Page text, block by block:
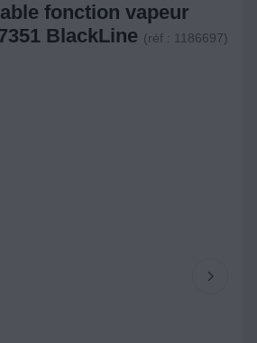
fonction vapeur
BlackLine (réf : 1186697)